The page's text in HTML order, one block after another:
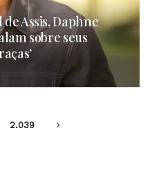
Assis, Daphne
sobre seus
2.039